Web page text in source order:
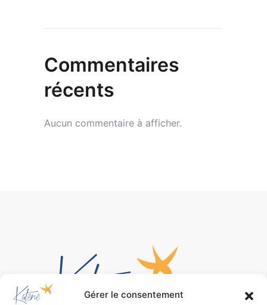
Gérer le consentement
Commentaires
récents
Aucun commentaire à afficher.